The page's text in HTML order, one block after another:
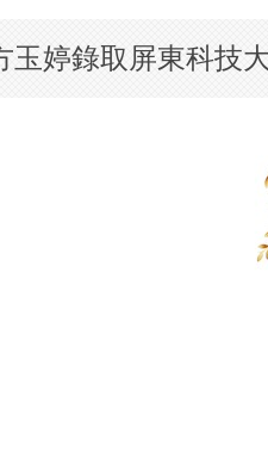
婷錄取屏東科技